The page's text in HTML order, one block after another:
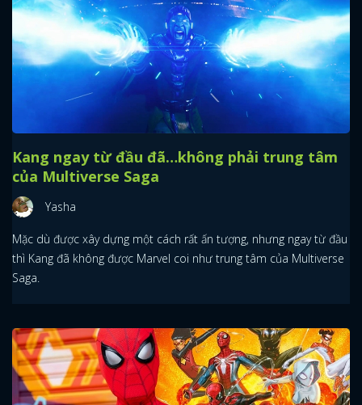
Kang ngay từ đầu đã…không phải trung tâm
của Multiverse Saga
Yasha
Mặc dù được xây dựng một cách rất ấn tượng, nhưng ngay từ đầu
thì Kang đã không được Marvel coi như trung tâm của Multiverse
Saga.